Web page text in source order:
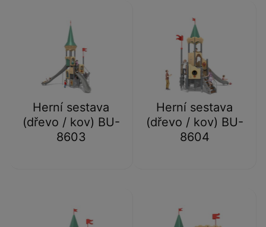
Herní sestava
(dřevo / kov) BU-
8603
Herní sestava
(dřevo / kov) BU-
8604